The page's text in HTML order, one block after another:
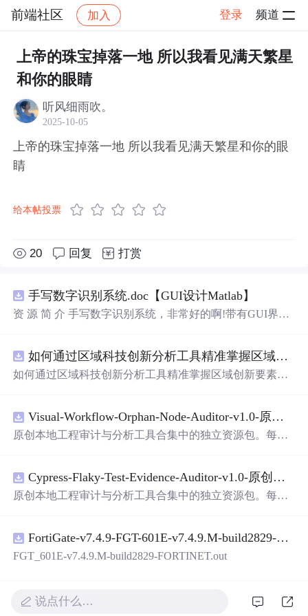
前端社区 加入 登录 频道
社区 前端社区 感慨 帖子详情
上帝的珠宝掉落一地 所以我看见满天繁星
和你的眼睛
听风细雨吹。
2025-10-05
上帝的珠宝掉落一地 所以我看见满天繁星和你的眼
睛
给本帖投票
20 回复 打赏
手写数字识别系统.doc【GUI设计Matlab】
资 源 简 介 手写数字识别系统，非常好的啊!带有GUI界
带有直观的图形用户界面（GUI），非常容易使用。你只
需要将手写数字输入系统，它将立即给出准确的识别结
是一个非常方便和实用的工具，你一定会喜欢它的！
如何通过区域科技创新分析工具精准掌握区域创新要素分布与产业链融合现状？.docx
如何通过区域科技创新分析工具精准掌握区域创新要素分
Visual-Workflow-Orphan-Node-Auditor-v1.0-原创源码与文档.zip
原创本地工程审计与分析工具合集中的独立资源包。每个
README、运行说明、功能清单、MIT License及原创与授
权声明。解压后进入project目录，执行npm test验证算法，
目源码、Logo、官方截图、论文、生产日志或其他受限素
材。适合前端开发、AI应用工程、测试审计和课程实践。
Cypress-Flaky-Test-Evidence-Auditor-v1.0-原创源码与文档.zip
原创本地工程审计与分析工具合集中的独立资源包。每个
README、运行说明、功能清单、MIT License及原创与授
权声明。解压后进入project目录，执行npm test验证算法，
目源码、Logo、官方截图、论文、生产日志或其他受限素
材。适合前端开发、AI应用工程、测试审计和课程实践。
FortiGate-v7.4.9-FGT-601E-v7.4.9.M-build2829-FORTINET.out
FGT_601E-v7.4.9.M-build2829-FORTINET.out
说点什么…